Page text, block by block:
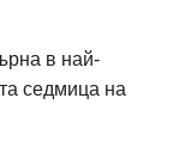
в най-
седмица на